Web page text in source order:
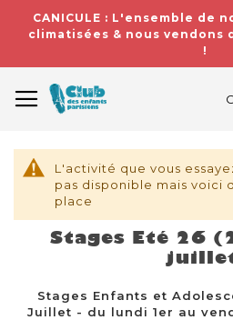
CANICULE : L'ensemble de
climatisées & nous vendons
!
L'activité que vous
pas disponible mais voici
place
Stages Eté 26
Stages Enfants et
Juillet - du lundi 1er au